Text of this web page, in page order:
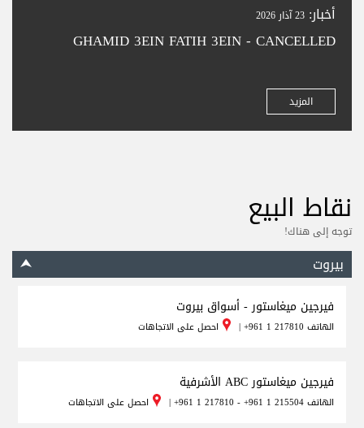
أخبار: 23 آذار 2026
GHAMID 3EIN FATIH 3EIN - CANCELLED
المزيد
نقاط البيع
توجه إلى هناك!
بيروت
فيرجين ميغاستور - أسواق بيروت
الهاتف +961 1 217810
| احصل على الاتجاهات
فيرجين ميغاستور ABC الأشرفية
الهاتف+961 1 217810 - +961 1 215504
| احصل على الاتجاهات